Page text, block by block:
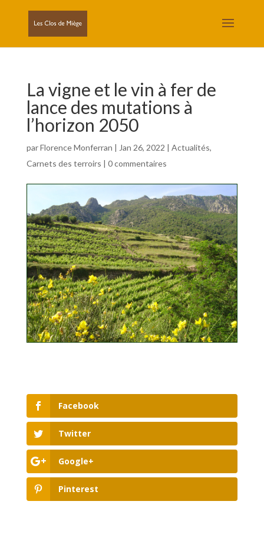
La vigne et le vin à fer de
lance des mutations à
l’horizon 2050
parFlorence Monferran | Jan 26, 2022 | Actualités,
Carnets des terroirs | 0 commentaires
Facebook
Twitter
Google+
Pinterest